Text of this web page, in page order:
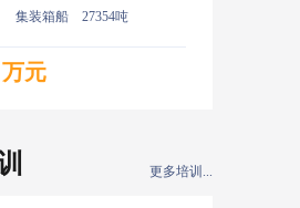
集装箱船 27354吨
元
更多培训...